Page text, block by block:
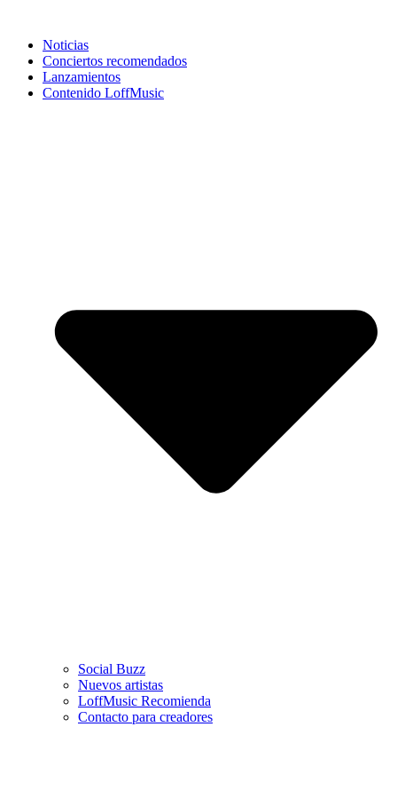
Noticias
Conciertos recomendados
Lanzamientos
Contenido LoffMusic
Social Buzz
Nuevos artistas
LoffMusic Recomienda
Contacto para creadores